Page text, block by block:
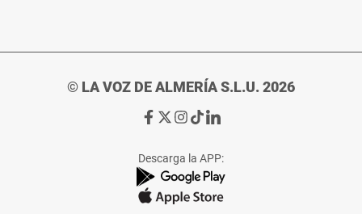
© LA VOZ DE ALMERÍA S.L.U. 2026
Ir
de
La
Voz
Ir
de
La
Voz
Ir
de
La
Voz
Ir
de
La
Voz
Ir
de
La
Voz
Descarga la APP: